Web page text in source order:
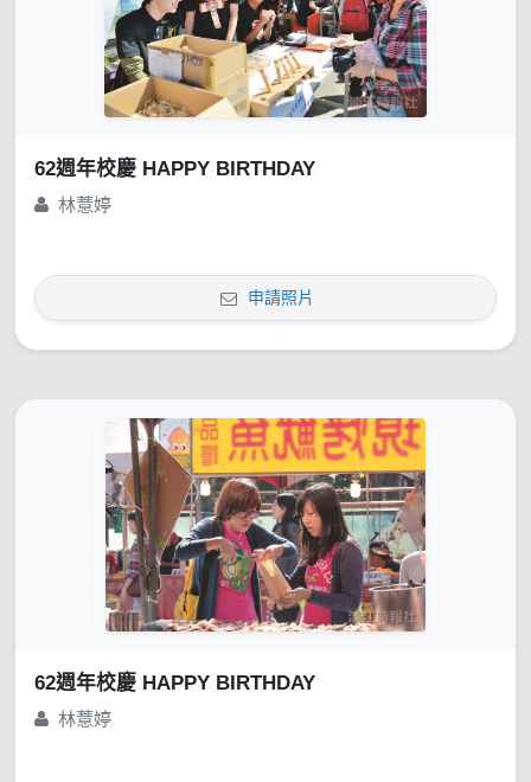
62週年校慶 HAPPY BIRTHDAY
林薏婷
申請照片
62週年校慶 HAPPY BIRTHDAY
林薏婷